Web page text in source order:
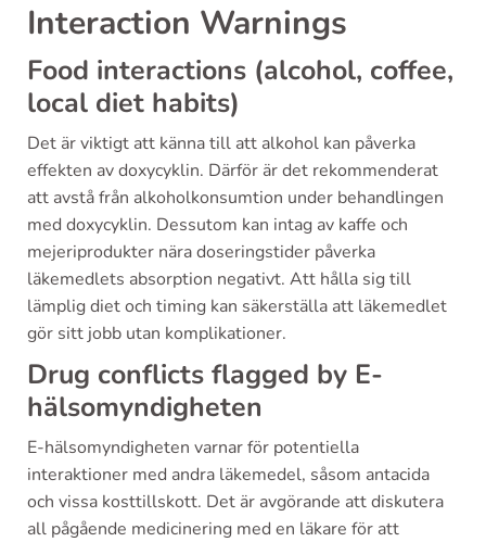
Interaction Warnings
Food interactions (alcohol, coffee,
local diet habits)
Det är viktigt att känna till att alkohol kan påverka
effekten av doxycyklin. Därför är det rekommenderat
att avstå från alkoholkonsumtion under behandlingen
med doxycyklin. Dessutom kan intag av kaffe och
mejeriprodukter nära doseringstider påverka
läkemedlets absorption negativt. Att hålla sig till
lämplig diet och timing kan säkerställa att läkemedlet
gör sitt jobb utan komplikationer.
Drug conflicts flagged by E-
hälsomyndigheten
E-hälsomyndigheten varnar för potentiella
interaktioner med andra läkemedel, såsom antacida
och vissa kosttillskott. Det är avgörande att diskutera
all pågående medicinering med en läkare för att